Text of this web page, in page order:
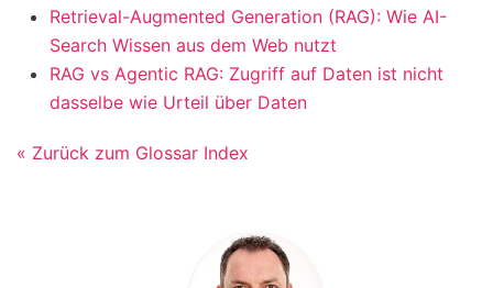
Retrieval-Augmented Generation (RAG): Wie AI-
Search Wissen aus dem Web nutzt
RAG vs Agentic RAG: Zugriff auf Daten ist nicht
dasselbe wie Urteil über Daten
« Zurück zum Glossar Index